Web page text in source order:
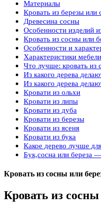
Материалы
Кровать из березы
Древесина сосны
Особенности изделий
Кровать из сосны или
Особенности и
Характеристики
Что лучше: кровать из
Из какого дерева
Из какого дерева
Кровати из ольхи
Кровати из липы
Кровати из дуба
Кровати из березы
Кровати из ясеня
Кровати из бука
Какое дерево лучше
Бук,сосна или береза
Кровать из сосны или
Кровать из